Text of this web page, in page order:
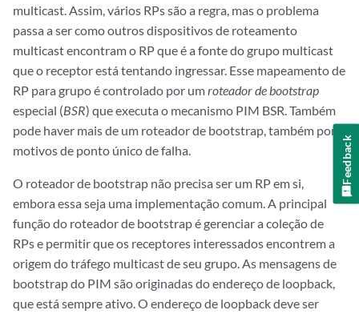
multicast. Assim, vários RPs são a regra, mas o problema
passa a ser como outros dispositivos de roteamento
multicast encontram o RP que é a fonte do grupo multicast
que o receptor está tentando ingressar. Esse mapeamento de
RP para grupo é controlado por umroteador de bootstrap
especial (BSR) que executa o mecanismo PIM BSR. Também
pode haver mais de um roteador de bootstrap, também por
motivos de ponto único de falha.
O roteador de bootstrap não precisa ser um RP em si,
embora essa seja uma implementação comum. A principal
função do roteador de bootstrap é gerenciar a coleção de
RPs e permitir que os receptores interessados encontrem a
origem do tráfego multicast de seu grupo. As mensagens de
bootstrap do PIM são originadas do endereço de loopback,
que está sempre ativo. O endereço de loopback deve ser
Feedback